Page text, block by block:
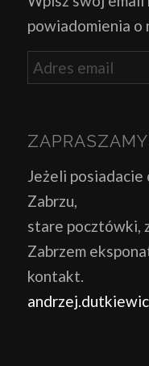
powiadomienia o
Jeżeli
Zabrzu,
stare pocztówki,
Zabrzem
kontakt.